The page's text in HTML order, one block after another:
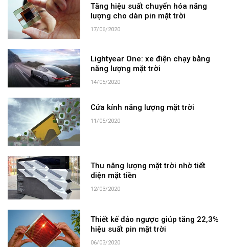
Tăng hiệu suất chuyển hóa năng
lượng cho dàn pin mặt trời
17/06/2020
Lightyear One: xe điện chạy bằng
năng lượng mặt trời
14/05/2020
Cửa kính năng lượng mặt trời
11/05/2020
Thu năng lượng mặt trời nhờ tiết
diện mặt tiền
12/03/2020
Thiết kế đảo ngược giúp tăng 22,3%
hiệu suất pin mặt trời
06/03/2020